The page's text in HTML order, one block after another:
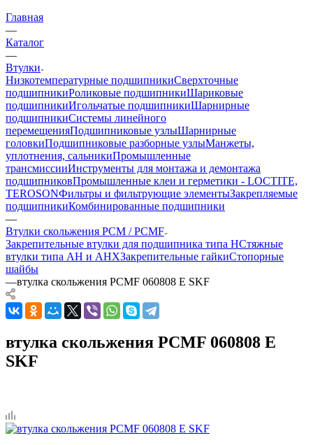
Главная
—
Каталог
—
Втулки
Низкотемпературные подшипникиСверхточные
подшипникиРоликовые подшипникиШариковые
подшипникиИгольчатые подшипникиШарнирные
подшипникиСистемы линейного
перемещенияПодшипниковые узлыШарнирные
головкиПодшипниковые разборные узлыМанжеты,
уплотнения, сальникиПромышленные
трансмиссииИнструменты для монтажа и демонтажа
подшипниковПромышленные клеи и герметики - LOCTITE,
TEROSONФильтры и фильтрующие элементыЗакрепляемые
подшипникиКомбинированные подшипники
—
Втулки скольжения PCM / PCMF
Закрепительные втулки для подшипника типа HСтяжные
втулки типа AH и AHXЗакрепительные гайкиСтопорные
шайбы
—втулка скольжения PCMF 060808 E SKF
втулка скольжения PCMF 060808 E
SKF